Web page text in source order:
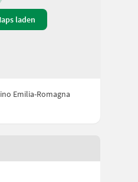
laden
Emilia-Romagna